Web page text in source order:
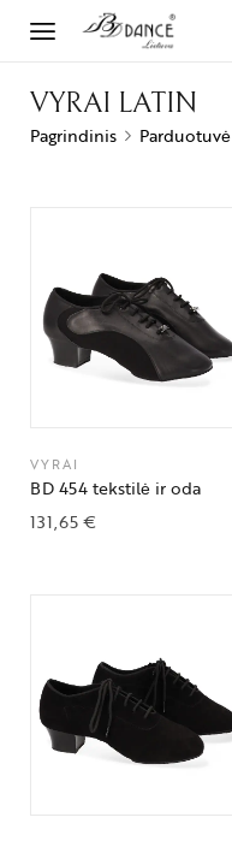
VYRAI LATIN
Pagrindinis Parduotuvė
VYRAI
BD 454 tekstilė ir oda
131,65€